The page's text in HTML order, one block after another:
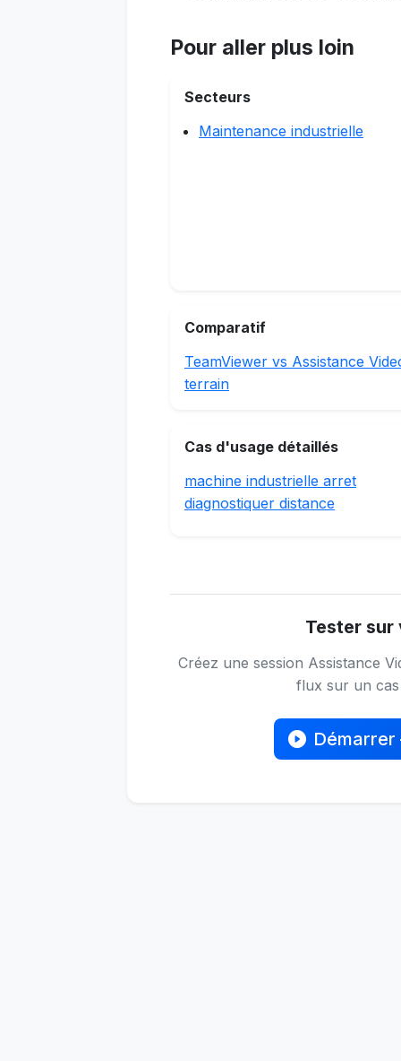
Pour aller plus loin
Secteurs
Maintenance industrielle
Comparatif
TeamViewer vs Assistance
terrain
Cas d'usage détaillés
machine industrielle arret
diagnostiquer distance
Tester sur
Créez une session Assistance
flux sur un